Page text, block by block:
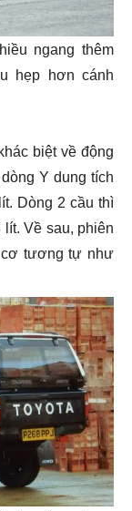
ngang thêm
hẹp hơn cánh
biệt về động
Y dung tích
Dòng 2 cầu thì
Về sau, phiên
cơ tương tự như